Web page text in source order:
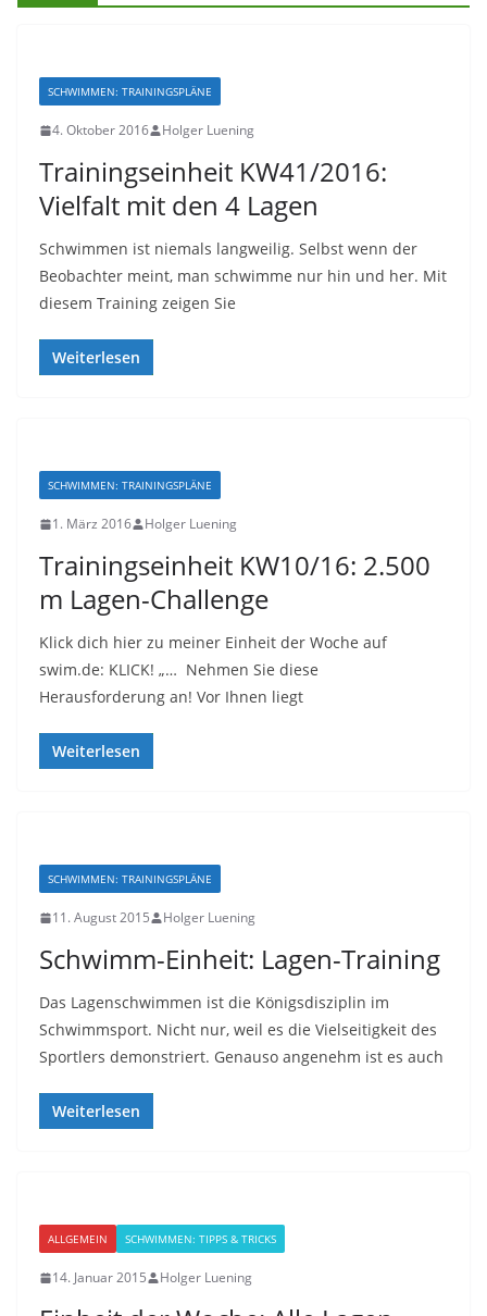
SCHWIMMEN: TRAININGSPLÄNE
4. Oktober 2016 Holger Luening
Trainingseinheit KW41/2016:
Vielfalt mit den 4 Lagen
Schwimmen ist niemals langweilig. Selbst wenn der
Beobachter meint, man schwimme nur hin und her. Mit
diesem Training zeigen Sie
Weiterlesen
SCHWIMMEN: TRAININGSPLÄNE
1. März 2016 Holger Luening
Trainingseinheit KW10/16: 2.500
m Lagen-Challenge
Klick dich hier zu meiner Einheit der Woche auf
swim.de: KLICK! „… Nehmen Sie diese
Herausforderung an! Vor Ihnen liegt
Weiterlesen
SCHWIMMEN: TRAININGSPLÄNE
11. August 2015 Holger Luening
Schwimm-Einheit: Lagen-Training
Das Lagenschwimmen ist die Königsdisziplin im
Schwimmsport. Nicht nur, weil es die Vielseitigkeit des
Sportlers demonstriert. Genauso angenehm ist es auch
Weiterlesen
ALLGEMEIN SCHWIMMEN: TIPPS & TRICKS
14. Januar 2015 Holger Luening